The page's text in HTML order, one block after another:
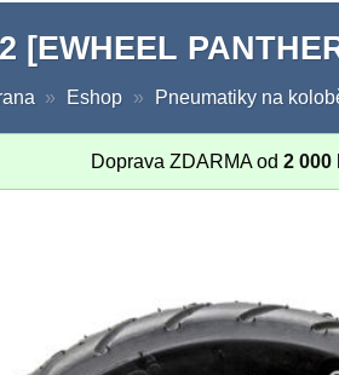
[EWHEEL
» Eshop » Pneumatiky na
Doprava ZDARMA od 2 000